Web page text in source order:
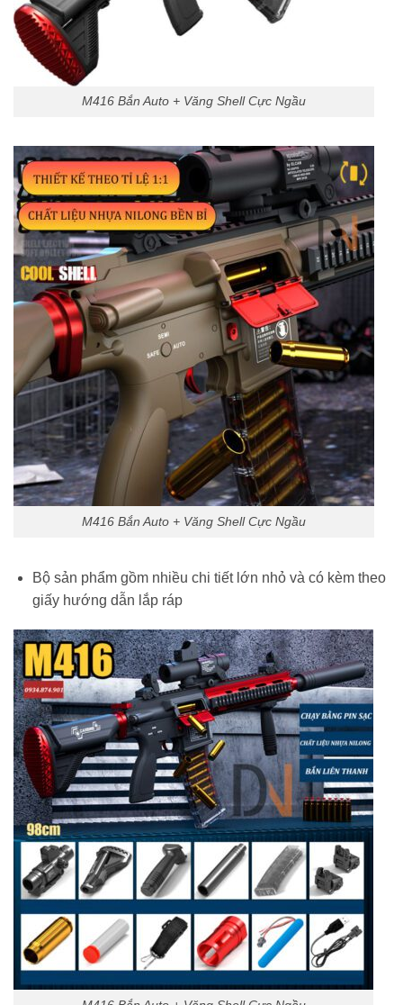
M416 Bắn Auto + Văng Shell Cực Ngầu
M416 Bắn Auto + Văng Shell Cực Ngầu
Bộ sản phẩm gồm nhiều chi tiết lớn nhỏ và có kèm theo
giấy hướng dẫn lắp ráp